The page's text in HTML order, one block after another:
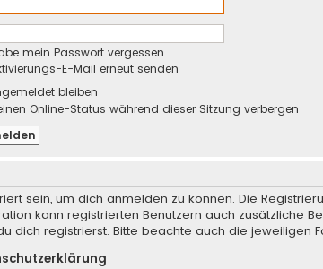
mein Passwort vergessen
E-Mail erneut senden
bleiben
Online-Status während dieser Sitzung verbergen
sein, um dich anmelden zu können. Die
kann registrierten Benutzern auch zusätzliche
dich registrierst. Bitte beachte auch die jeweiligen